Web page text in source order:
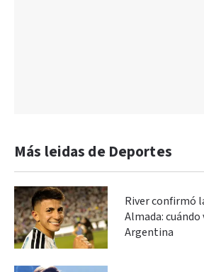
Más leidas de Deportes
River confirmó
Almada: cuándo
Argentina